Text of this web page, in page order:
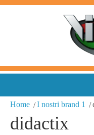
Home I nostri brand 1
didactix